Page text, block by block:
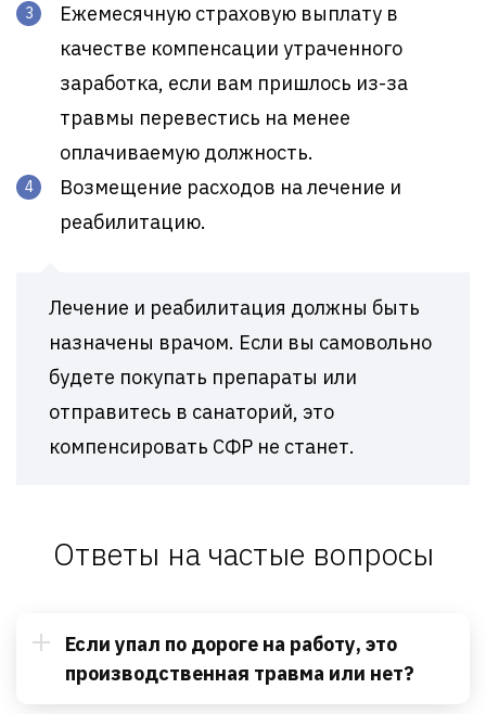
Ежемесячную страховую выплату в
качестве компенсации утраченного
заработка, если вам пришлось из-за
травмы перевестись на менее
оплачиваемую должность.
Возмещение расходов на лечение и
реабилитацию.
Лечение и реабилитация должны быть
назначены врачом. Если вы самовольно
будете покупать препараты или
отправитесь в санаторий, это
компенсировать СФР не станет.
Ответы на частые вопросы
Если упал по дороге на работу, это
производственная травма или нет?